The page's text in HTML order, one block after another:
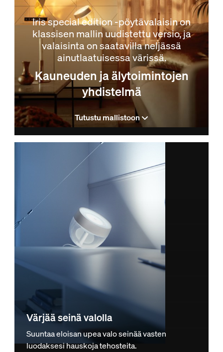
Iris special edition -pöytävalaisin on
klassisen mallin uudistettu versio, ja
valaisinta on saatavilla neljässä
ainutlaatuisessa värissä.
Kauneuden ja älytoimintojen
yhdistelmä
Tutustu mallistoon
Värjää seinä valolla
Suuntaa eloisan upea valo seinää vasten
luodaksesi hauskoja tehosteita.